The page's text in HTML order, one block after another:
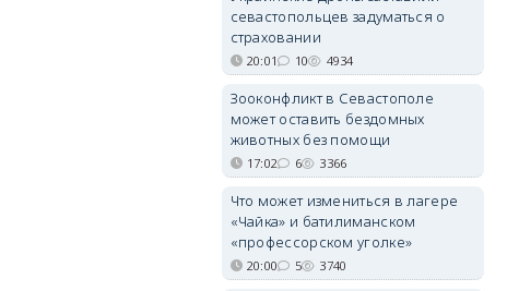
севастопольцев задуматься о
страховании
20:01 10 4934
Зооконфликт в Севастополе
может оставить бездомных
животных без помощи
17:02 6 3366
Что может измениться в лагере
«Чайка» и батилиманском
«профессорском уголке»
20:00 5 3740